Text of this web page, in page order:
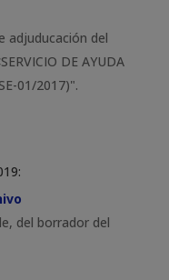
adjuducación del
DE AYUDA
01/2017)".
del borrador del